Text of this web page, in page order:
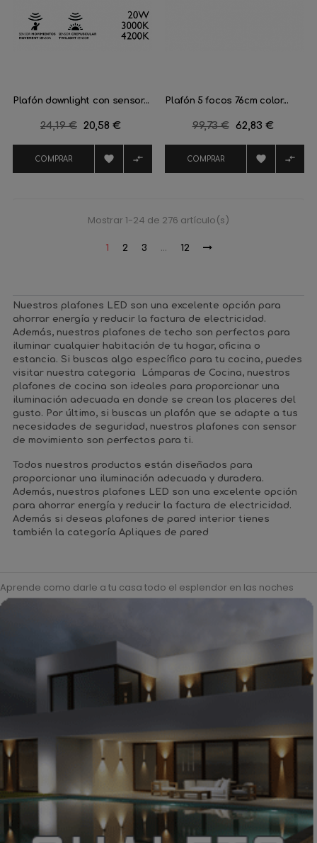
Plafón downlight con sensor...
Precio
24,19 € Precio
20,58 €
COMPRAR  
Plafón 5 focos 76cm color...
Precio
99,73 € Precio
62,83 €
COMPRAR  
Mostrar 1-24 de 276 artículo(s)
1 2 3 … 12
Nuestros plafones LED son una excelente opción para
ahorrar energía y reducir la factura de electricidad.
Además, nuestros plafones de techo son perfectos para
iluminar cualquier habitación de tu hogar, oficina o
estancia. Si buscas algo específico para tu cocina, puedes
visitar nuestra categoria Lámparas de Cocina, nuestros
plafones de cocina son ideales para proporcionar una
iluminación adecuada en donde se crean los placeres del
gusto. Por último, si buscas un plafón que se adapte a tus
necesidades de seguridad, nuestros plafones con sensor
de movimiento son perfectos para ti.
Todos nuestros productos están diseñados para
proporcionar una iluminación adecuada y duradera.
Además, nuestros plafones LED son una excelente opción
para ahorrar energía y reducir la factura de electricidad.
Además si deseas plafones de pared interior tienes
también la categoría Apliques de pared
Aprende como darle a tu casa todo el esplendor en las noches